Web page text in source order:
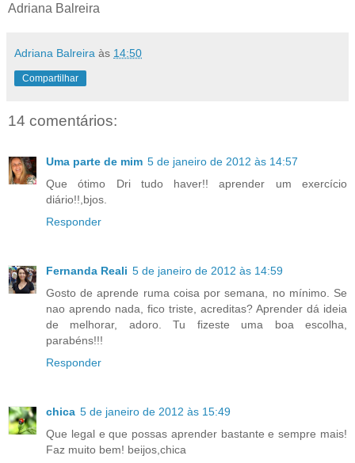
Adriana Balreira
Adriana Balreira às 14:50
Compartilhar
14 comentários:
Uma parte de mim 5 de janeiro de 2012 às 14:57
Que ótimo Dri tudo haver!! aprender um exercício
diário!!,bjos.
Responder
Fernanda Reali 5 de janeiro de 2012 às 14:59
Gosto de aprende ruma coisa por semana, no mínimo. Se
nao aprendo nada, fico triste, acreditas? Aprender dá ideia
de melhorar, adoro. Tu fizeste uma boa escolha,
parabéns!!!
Responder
chica 5 de janeiro de 2012 às 15:49
Que legal e que possas aprender bastante e sempre mais!
Faz muito bem! beijos,chica